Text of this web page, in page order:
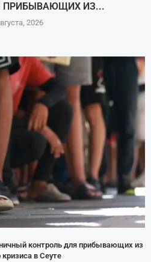
ПРИБЫВАЮЩИХ ИЗ...
2026
контроль для прибывающих из
в Сеуте